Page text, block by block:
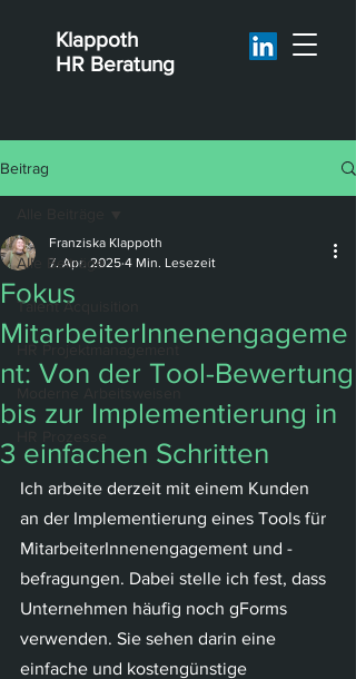
Klappoth
HR Beratung
Beitrag
Alle Beiträge
Talent Acquisition
HR Projektmanagement
Fokus
MitarbeiterInnenengageme
nt: Von der Tool-Bewertung
bis zur Implementierung in
3 einfachen Schritten
Franziska Klappoth
7. Apr. 2025 4 Min. Lesezeit
Ich arbeite derzeit mit einem Kunden
an der Implementierung eines Tools für
MitarbeiterInnenengagement und -
befragungen. Dabei stelle ich fest, dass
Unternehmen häufig noch gForms
verwenden. Sie sehen darin eine
einfache und kostengünstige